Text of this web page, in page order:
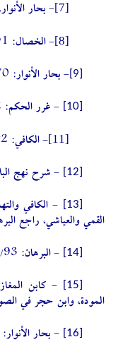
[7] - بحار الأنوار،
[8] - الخصال: 1/ 60.
[9] - بحار الأنوار: 70/ 243.
[10] - غرر الحكم: 1832.
[11] - الكافي: 2/ 307.
[12] - شرح نهج
[13]
- الكافي
القمي والعياشي، راجع البرهان:
[14] - البرهان: 2/93.
[15]
- كابن
المودة، وابن حجر في
[16] - بحار الأنوار: 28/275.